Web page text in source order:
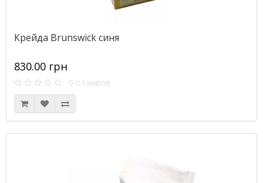
Крейда Brunswick синя
830.00 грн
0 отзывов